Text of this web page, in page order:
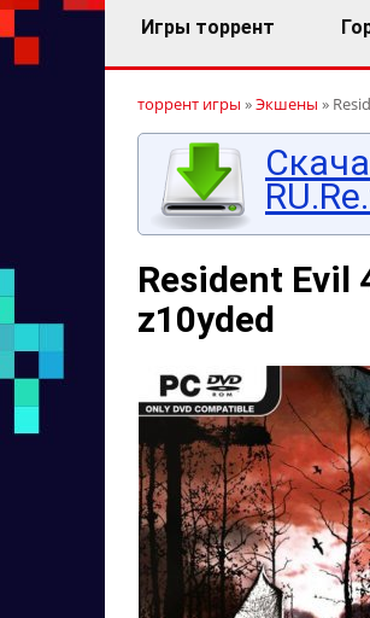
Игры торрент
торрент игры »Экшены »
Resident Evil
z10yded